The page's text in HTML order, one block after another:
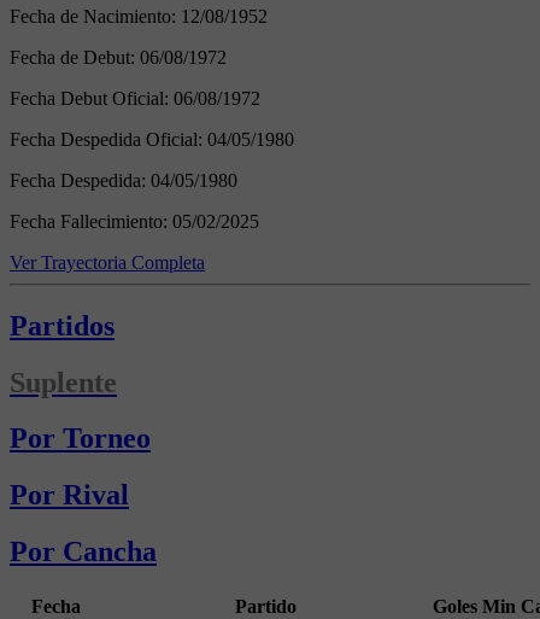
Fecha de Nacimiento: 12/08/1952
Fecha de Debut: 06/08/1972
Fecha Debut Oficial: 06/08/1972
Fecha Despedida Oficial: 04/05/1980
Fecha Despedida: 04/05/1980
Fecha Fallecimiento: 05/02/2025
Ver Trayectoria Completa
Partidos
Suplente
Por Torneo
Por Rival
Por Cancha
Fecha Partido Goles Min